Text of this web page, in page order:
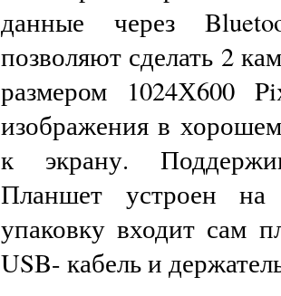
данные через
позволяют сделать 2
размером 1024Х600
изображения в
к экрану.
Планшет устроен
упаковку входит сам
USB- кабель и